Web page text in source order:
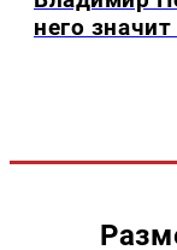
него